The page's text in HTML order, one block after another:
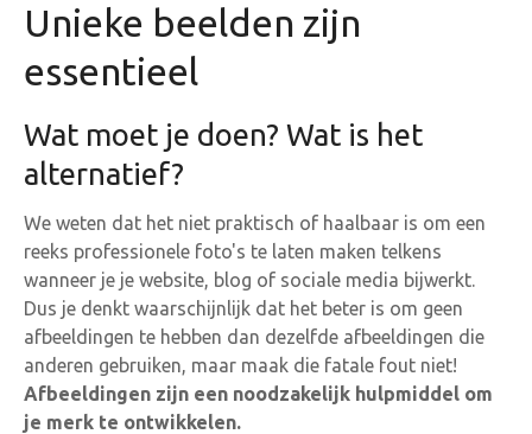
Unieke beelden zijn
essentieel
Wat moet je doen? Wat is het
alternatief?
We weten dat het niet praktisch of haalbaar is om een
reeks professionele foto's te laten maken telkens
wanneer je je website, blog of sociale media bijwerkt.
Dus je denkt waarschijnlijk dat het beter is om geen
afbeeldingen te hebben dan dezelfde afbeeldingen die
anderen gebruiken, maar maak die fatale fout niet!
Afbeeldingen zijn een noodzakelijk hulpmiddel om
je merk te ontwikkelen.